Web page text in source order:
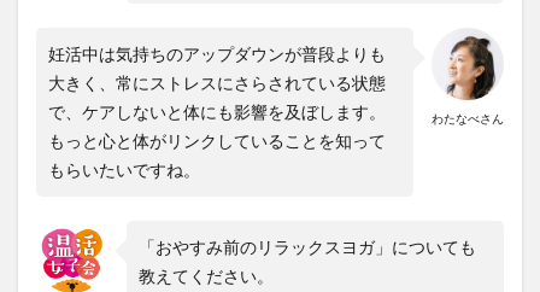
わたなべさん
妊活中は気持ちのアップダウンが普段よりも
大きく、常にストレスにさらされている状態
で、ケアしないと体にも影響を及ぼします。
もっと心と体がリンクしていることを知って
もらいたいですね。
「おやすみ前のリラックスヨガ」についても
教えてください。